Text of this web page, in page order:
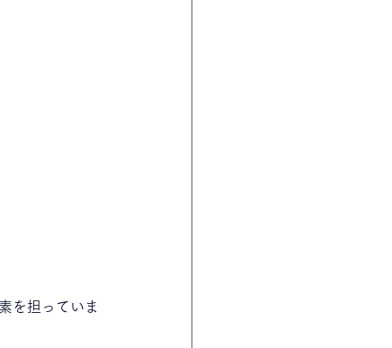
を担っていま